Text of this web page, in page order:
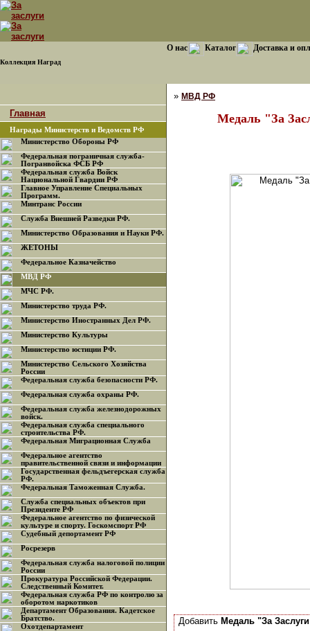
Коллекция Наград
О нас Каталог Доставка и
Главная
Награды Министерств и Ведомств РФ
Министерство Обороны РФ
Федеральная пограничная служба-
Погранвойска ФСБ РФ
Федеральная служба Войск
Национальной Гвардии РФ
Главное Управление Специальных
Программ.
Минтранс России
Служба Внешней Разведки РФ.
Министерство Образования и Науки РФ.
ЖЕТОНЫ
Федеральное Казначейство
МВД РФ
МЧС РФ.
Министерство труда РФ.
Министерство Иностранных Дел РФ.
Министерство Культуры
Министерство юстиции РФ.
Министерство Сельского Хозяйства
России
Федеральная служба безопасности РФ.
Федеральная служба охраны РФ.
Федеральная служба железнодорожных
войск.
Федеральная служба специального
строительства РФ.
Федеральная Миграционная Служба
Федеральное агентство
правительственной связи и информации
Государственная фельдъегерская служба
РФ.
Федеральная Таможенная Служба.
Служба специальных объектов при
Президенте РФ
Федеральное агентство по физической
культуре и спорту. Госкомспорт РФ
Судебный депортамент РФ
Росрезерв
Федеральная служба налоговой полиции
России
Прокуратура Российской Федерации.
Следственный Комитет.
Федеральная служба РФ по контролю за
оборотом наркотиков
Департамент Образования. Кадетское
Братство.
Охотдепартамент
» МВД РФ
Медаль "За
Добавить Медаль "За